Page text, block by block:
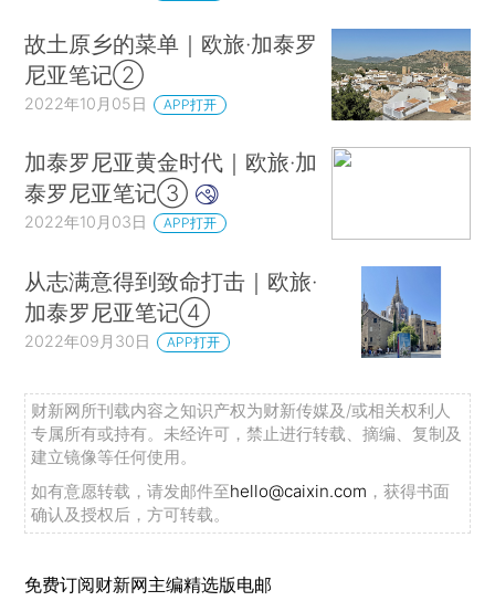
故土原乡的菜单｜欧旅·加泰罗
尼亚笔记②
2022年10月05日 APP打开
加泰罗尼亚黄金时代｜欧旅·加
泰罗尼亚笔记③
2022年10月03日 APP打开
从志满意得到致命打击｜欧旅·
加泰罗尼亚笔记④
2022年09月30日 APP打开
财新网所刊载内容之知识产权为财新传媒及/或相关权利人
专属所有或持有。未经许可，禁止进行转载、摘编、复制及
建立镜像等任何使用。
如有意愿转载，请发邮件至hello@caixin.com ，获得书面
确认及授权后，方可转载。
免费订阅财新网主编精选版电邮